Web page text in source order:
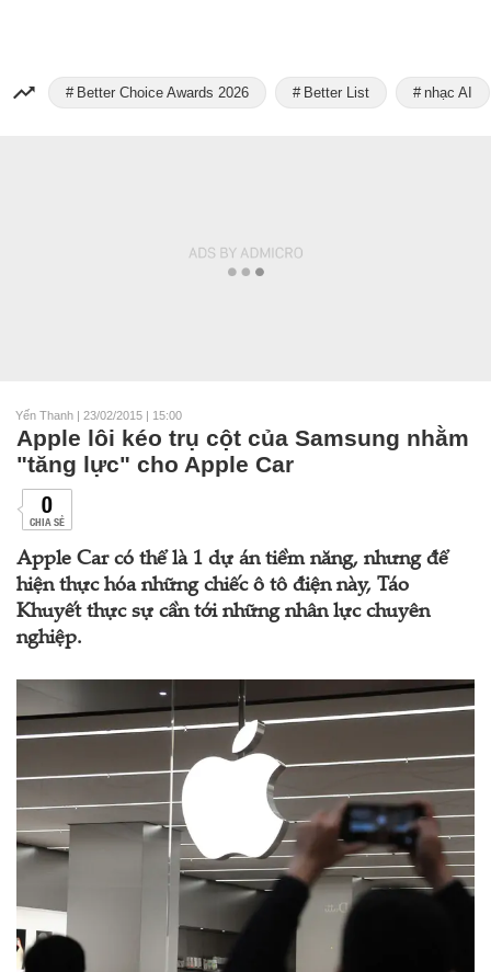
Better Choice Awards 2026 Better List nhạc AI
Yến Thanh | 23/02/2015 | 15:00
Apple lôi kéo trụ cột của Samsung nhằm
"tăng lực" cho Apple Car
0
CHIA SẺ
Apple Car có thể là 1 dự án tiềm năng, nhưng để
hiện thực hóa những chiếc ô tô điện này, Táo
Khuyết thực sự cần tới những nhân lực chuyên
nghiệp.